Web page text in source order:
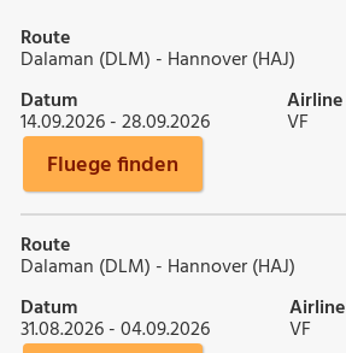
Route
Dalaman (DLM) - Hannover (HAJ)
Datum
14.09.2026 - 28.09.2026
Airline
VF
Fluege finden
Route
Dalaman (DLM) - Hannover (HAJ)
Datum
31.08.2026 - 04.09.2026
Airline
VF